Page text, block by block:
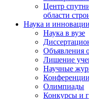
Центр
области
Наука и инновации
Наука в вузе
Объявления
Лишение
Научные
Конференции
Олимпиады
Конкурсы и